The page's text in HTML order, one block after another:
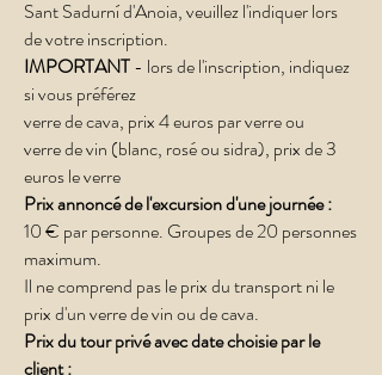
Sant Sadurní d'Anoia, veuillez l'indiquer lors
de votre inscription.
IMPORTANT- lors de l'inscription, indiquez
si vous préférez
verre de cava, prix 4 euros par verre ou
verre de vin (blanc, rosé ou sidra), prix de 3
euros le verre
Prix annoncé de l'excursion d'une journée :
10 € par personne. Groupes de 20 personnes
maximum.
Il ne comprend pas le prix du transport ni le
prix d'un verre de vin ou de cava.
Prix du tour privé avec date choisie par le
client :